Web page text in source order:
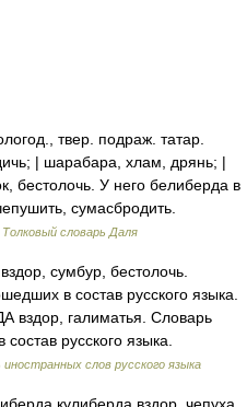
твер. подраж. татар.
| шарабара, хлам, дрянь; |
бестолочь. У него белиберда в
сумасбродить.
Толковый словарь Даля
сумбур, бестолочь.
в состав русского языка.
вздор, галиматья. Словарь
русского языка.
иностранных слов русского языка